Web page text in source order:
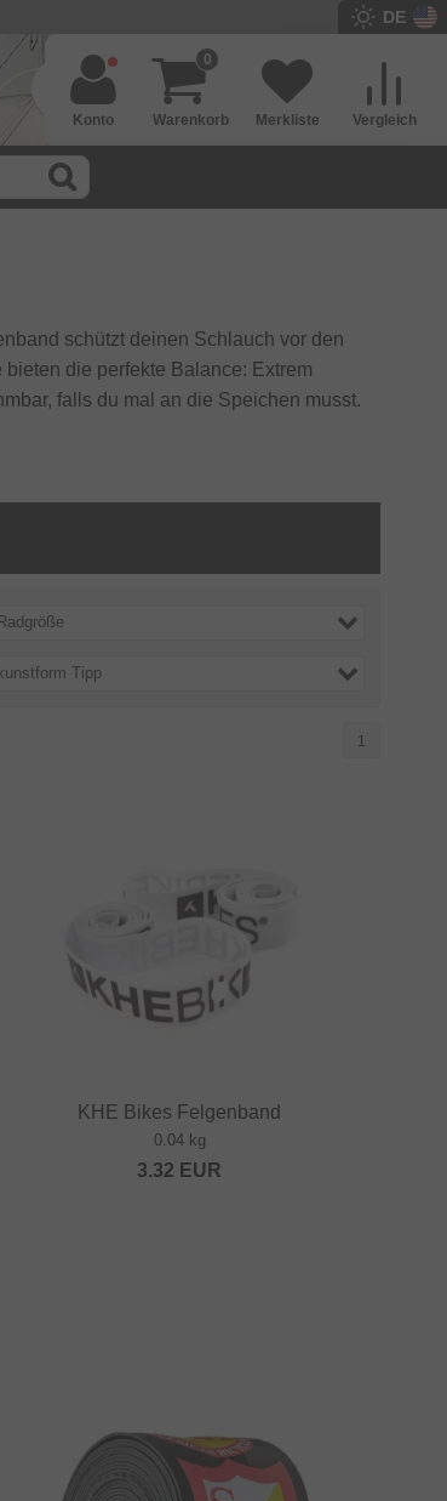
DE
Vergleich
Merkliste
Warenkorb
0
Konto
schützt deinen Schlauch vor den
bieten die perfekte Balance: Extrem
falls du mal an die Speichen musst.
Radgröße
kunstform Tipp
1
KHE Bikes Felgenband
0.04 kg
3.32 EUR